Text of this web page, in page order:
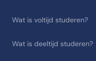
Wat is voltijd studeren?
Wat is deeltijd studeren?